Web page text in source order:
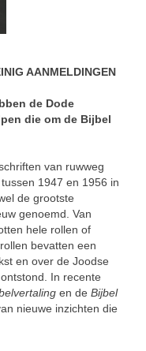
AANMELDINGEN
de Dode
die om de Bijbel
van ruwweg
1947 en 1956 in
de grootste
genoemd. Van
hele rollen of
bevatten een
en over de Joodse
In recente
en de Bijbel
nieuwe inzichten die